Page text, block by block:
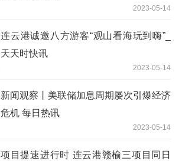
2023-05-14
连云港诚邀八方游客“观山看海玩到嗨”_
天天时快讯
2023-05-14
新闻观察丨美联储加息周期屡次引爆经济
危机 每日热讯
2023-05-14
项目提速进行时 连云港赣榆三项目同日